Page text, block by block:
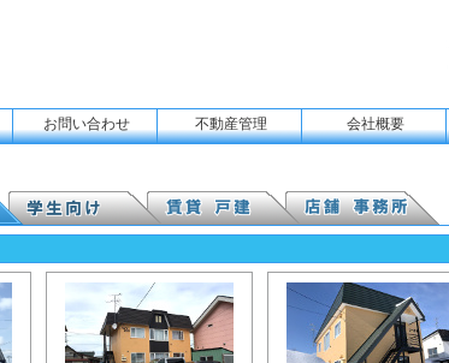
お問い合わせ 不動産管理 会社概要